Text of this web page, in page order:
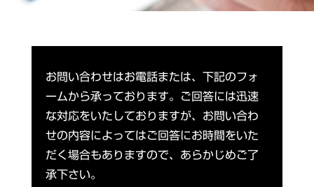
お問い合わせはお電話または、下記のフォ
ームから承っております。ご回答には迅速
な対応をいたしておりますが、お問い合わ
せの内容によってはご回答にお時間をいた
だく場合もありますので、あらかじめご了
承下さい。